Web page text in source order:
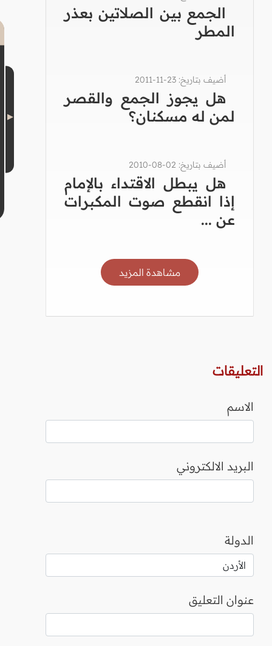
الجمع بين الصلاتين بعذر
المطر
أضيف بتاريخ: 23-11-2011
هل يجوز الجمع والقصر
لمن له مسكنان؟
أضيف بتاريخ: 02-08-2010
هل يبطل الاقتداء بالإمام
إذا انقطع صوت المكبرات
عن ...
مشاهدة المزيد
التعليقات
الاسم
البريد الالكتروني
الدولة
عنوان التعليق